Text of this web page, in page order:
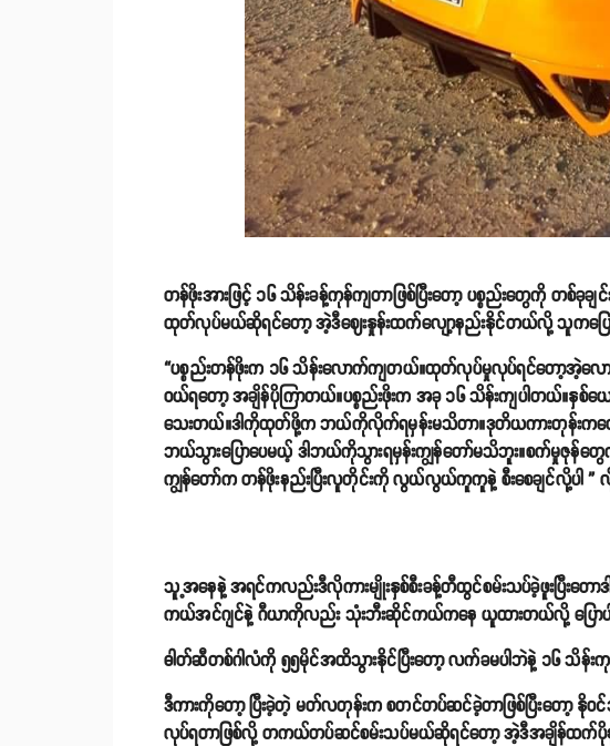
တန်ဖိုးအားဖြင့် ၁၆ သိန်းခန့်ကုန်ကျတာဖြစ်ပြီးတော့ ပစ္စည်းတွေကို တစ်ခုခ
ထုတ်လုပ်မယ်ဆိုရင်တော့ အဲ့ဒီဈေးနှုန်းထက်လျော့နည်းနိုင်တယ်လို့ သူကပြေ
“ပစ္စည်းတန်ဖိုးက ၁၆ သိန်းလောက်ကျတယ်။ထုတ်လုပ်မှုလုပ်ရင်တော့အဲ့လ
ဝယ်ရတော့ အချိန်ပိုကြာတယ်။ပစ္စည်းဖိုးက အခု ၁၆ သိန်းကျပါတယ်။နှစ်
သေးတယ်။ဒါကိုထုတ်ဖို့က ဘယ်ကိုလိုက်ရမှန်းမသိတာ။ဒုတိယကားတုန်းက
ဘယ်သွားပြောပေမယ့် ဒါဘယ်ကိုသွားရမှန်းကျွန်တော်မသိဘူး။စက်မှုဇု
ကျွန်တော်က တန်ဖိုးနည်းပြီးလူတိုင်းကို လွယ်လွယ်ကူကူနဲ့ စီးစေချင်လို့ပါ ”
သူ့အနေနဲ့ အရင်ကလည်းဒီလိုကားမျိုးနှစ်စီးခန့်တီထွင်စမ်းသပ်ခဲ့ဖူးပြီးတော
ကယ်အင်ဂျင်နဲ့ ဂီယာကိုလည်း သုံးဘီးဆိုင်ကယ်ကနေ ယူထားတယ်လို့ ပြော
ဓါတ်ဆီတစ်ဂါလံကို ၅၅မိုင်အထိသွားနိုင်ပြီးတော့ လက်ခမပါဘဲနဲ့ ၁၆ သိန်
ဒီကားကိုတော့ ပြီးခဲ့တဲ့ မတ်လတုန်းက စတင်တပ်ဆင်ခဲ့တာဖြစ်ပြီးတော့ နိုဝင်
လုပ်ရတာဖြစ်လို့ တကယ်တပ်ဆင်စမ်းသပ်မယ်ဆိုရင်တော့ အဲ့ဒီအချိန်ထက်ပို